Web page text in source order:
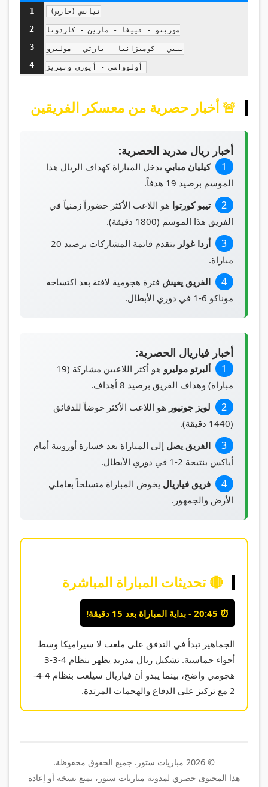
1
2
3
4
تيانس (حارس)
مورينو - فييغا - مارين - كاردونا
بيبي - كوميزانيا - بارتي - موليرو
أولوواسي - أيوزي وبيريز
🚨 أخبار حصرية من معسكر الفريقين
أخبار ريال مدريد الحصرية:
كيليان مبابي يدخل المباراة كهداف الريال هذا
الموسم برصيد 19 هدفاً.
تيبو كورتوا هو اللاعب الأكثر حضوراً زمنياً في
الفريق هذا الموسم (1800 دقيقة).
أردا غولر
يتقدم قائمة المشاركات برصيد 20
مباراة.
الفريق يعيش فترة هجومية لافتة بعد اكتساحه
موناكو 6-1 في دوري الأبطال.
أخبار فياريال الحصرية:
ألبرتو موليرو
هو أكثر اللاعبين مشاركة (19
مباراة) وهداف الفريق برصيد 8 أهداف.
لويز جونيور هو اللاعب الأكثر خوضاً للدقائق
(1440 دقيقة).
الفريق يصل إلى المباراة بعد خسارة أوروبية أمام
أياكس بنتيجة 2-1 في دوري الأبطال.
فريق فياريال يخوض المباراة متسلحاً بعاملي
الأرض والجمهور.
🔴 تحديثات المباراة المباشرة
⏰ 20:45 - بداية المباراة بعد 15 دقيقة!
الجماهير تبدأ في التدفق على ملعب لا سيراميكا وسط
أجواء حماسية. تشكيل ريال مدريد يظهر بنظام 4-3-3
هجومي واضح، بينما يبدو أن فياريال سيلعب بنظام 4-4-
2 مع تركيز على الدفاع والهجمات المرتدة.
© 2026 مباريات ستور. جميع الحقوق محفوظة.
هذا المحتوى حصري لمدونة مباريات ستور، يمنع نسخه أو إعادة